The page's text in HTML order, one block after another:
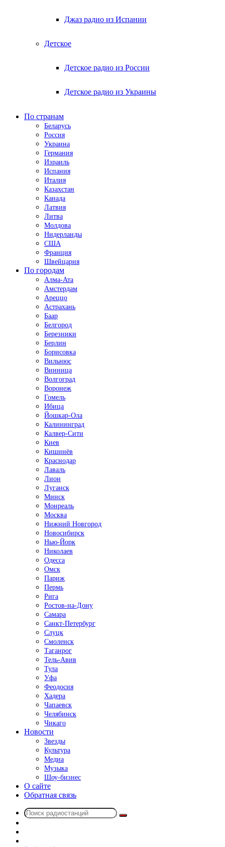
Джаз радио из Испании
Детское
Детское радио из России
Детское радио из Украины
По странам
Беларусь
Россия
Украина
Германия
Израиль
Испания
Италия
Казахстан
Канада
Латвия
Литва
Молдова
Нидерланды
США
Франция
Швейцария
По городам
Алма-Ата
Амстердам
Ареццо
Астрахань
Баар
Белгород
Березники
Берлин
Борисовка
Вильнюс
Винница
Волгоград
Воронеж
Гомель
Ибица
Йошкар-Ола
Калининград
Калвер-Сити
Киев
Кишинёв
Краснодар
Лаваль
Лион
Луганск
Минск
Монреаль
Москва
Нижний Новгород
Новосибирск
Нью-Йорк
Николаев
Одесса
Омск
Париж
Пермь
Рига
Ростов-на-Дону
Самара
Санкт-Петербург
Слуцк
Смоленск
Таганрог
Тель-Авив
Тула
Уфа
Феодосия
Хадера
Чапаевск
Челябинск
Чикаго
Новости
Звезды
Культура
Медиа
Музыка
Шоу-бизнес
О сайте
Обратная связь
Поиск